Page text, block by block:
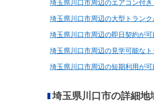
埼玉県川口市周辺のエアコン付き
埼玉県川口市周辺の大型トラン
埼玉県川口市周辺の即日契約が可
埼玉県川口市周辺の見学可能なト
埼玉県川口市周辺の短期利用が可
埼玉県川口市の詳細地